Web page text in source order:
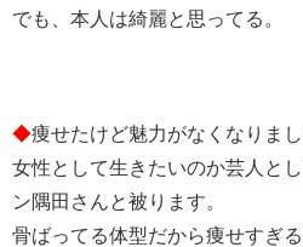
でも、本人は綺麗と思ってる。
◆痩せたけど魅力がなくなりまし
女性として生きたいのか芸人と
ン隅田さんと被ります。
骨ばってる体型だから痩せすぎ